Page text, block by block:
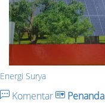
Energi Surya
Komentar Penanda